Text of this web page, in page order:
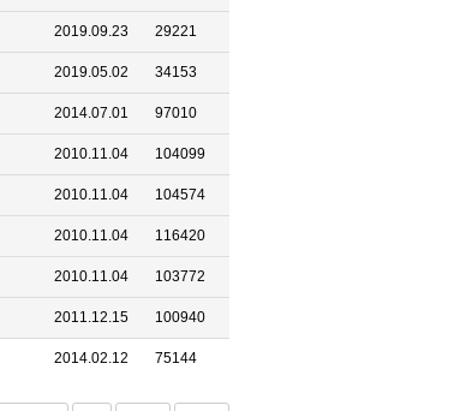
2019.09.23 29221
2019.05.02 34153
2014.07.01 97010
2010.11.04 104099
2010.11.04 104574
2010.11.04 116420
2010.11.04 103772
2011.12.15 100940
2014.02.12 75144